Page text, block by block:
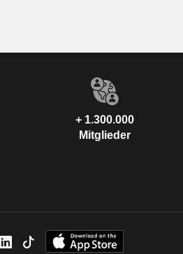
+ 1.300.000
Mitglieder